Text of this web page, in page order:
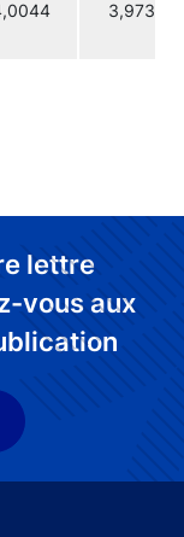
3,9736
lettre
vous aux